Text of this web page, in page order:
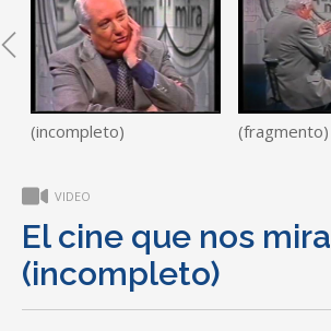
(incompleto) (fragmento)
VIDEO
El cine que nos mira
(incompleto)